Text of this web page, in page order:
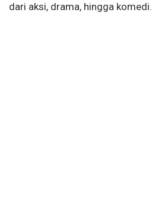
dari aksi, drama, hingga komedi.